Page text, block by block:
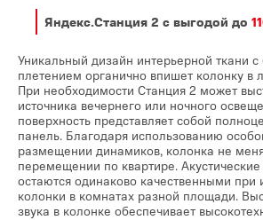
Яндекс.Станция 2 с выгодой до
Уникальный дизайн интерьерной ткани
плетением органично впишет колонку в
При необходимости Станция 2 может
источника вечернего или ночного
поверхность представляет собой
панель. Благодаря использованию
размещении динамиков, колонка не
перемещении по квартире. Акустические
остаются одинаково качественными при
колонки в комнатах разной площади.
звука в колонке обеспечивает